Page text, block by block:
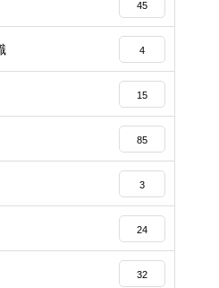
45
4
15
85
3
24
32